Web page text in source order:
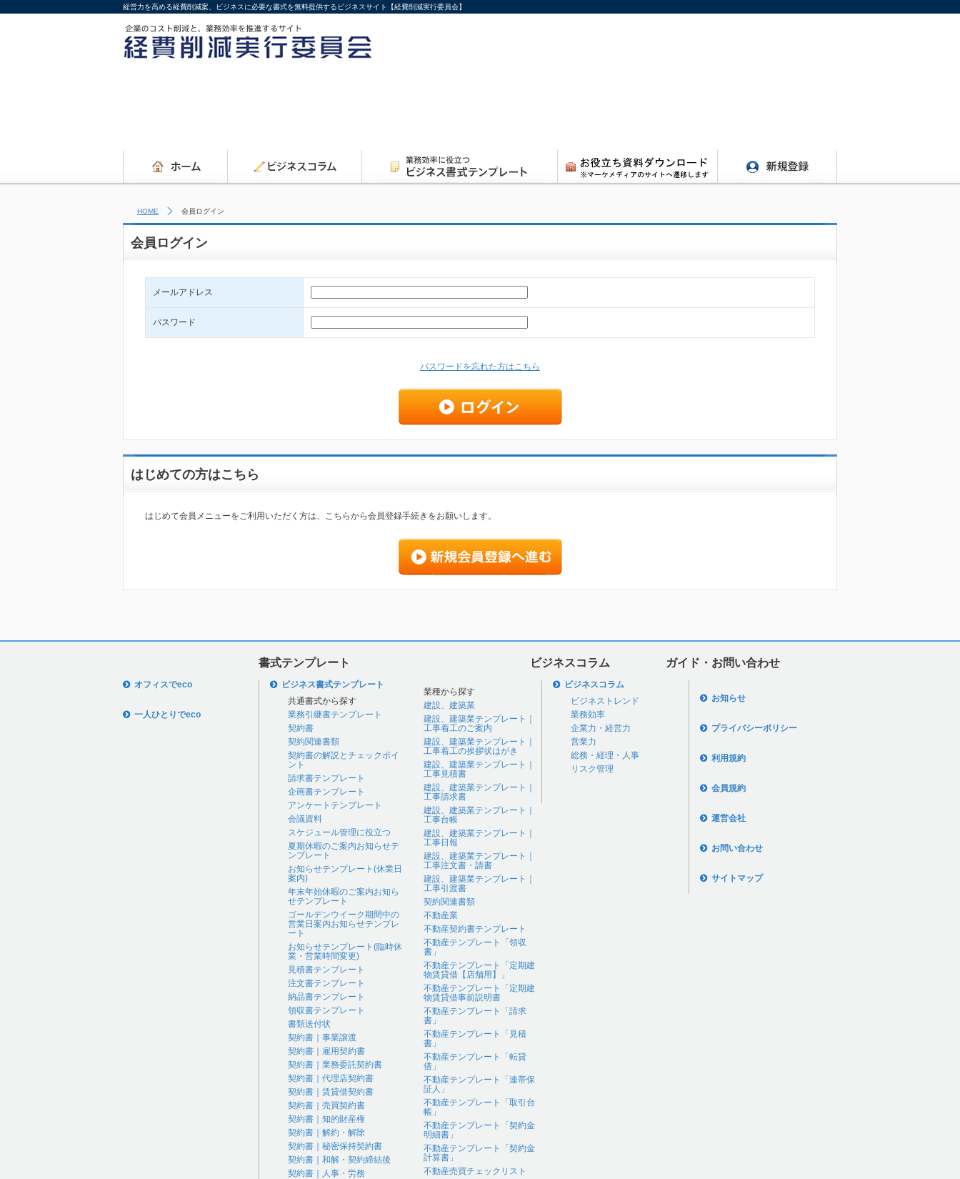
経営力を高める経費削減案、ビジネスに必要な書式を無料提供するビジネスサイト【経費削減実行委員会】
HOME 会員ログイン
会員ログイン
メールアドレス
パスワード
パスワードを忘れた方はこちら
はじめての方はこちら
はじめて会員メニューをご利用いただく方は、こちらから会員登録手続きをお願いします。
書式テンプレート ビジネスコラム ガイド・お問い合わせ
オフィスでeco
一人ひとりでeco
ビジネス書式テンプレート
共通書式から探す
業務引継書テンプレート
契約書
契約関連書類
契約書の解説とチェックポイ
ント
請求書テンプレート
企画書テンプレート
アンケートテンプレート
会議資料
スケジュール管理に役立つ
夏期休暇のご案内お知らせテ
ンプレート
お知らせテンプレート(休業日
案内)
年末年始休暇のご案内お知ら
せテンプレート
ゴールデンウイーク期間中の
営業日案内お知らせテンプレ
ート
お知らせテンプレート(臨時休
業・営業時間変更)
見積書テンプレート
注文書テンプレート
納品書テンプレート
領収書テンプレート
書類送付状
契約書｜事業譲渡
契約書｜雇用契約書
契約書｜業務委託契約書
契約書｜代理店契約書
契約書｜賃貸借契約書
契約書｜売買契約書
契約書｜知的財産権
契約書｜解約・解除
契約書｜秘密保持契約書
契約書｜和解・契約締結後
契約書｜人事・労務
業種から探す
建設、建築業
建設、建築業テンプレート｜
工事着工のご案内
建設、建築業テンプレート｜
工事着工の挨拶状はがき
建設、建築業テンプレート｜
工事見積書
建設、建築業テンプレート｜
工事請求書
建設、建築業テンプレート｜
工事台帳
建設、建築業テンプレート｜
工事日報
建設、建築業テンプレート｜
工事注文書・請書
建設、建築業テンプレート｜
工事引渡書
契約関連書類
不動産業
不動産契約書テンプレート
不動産テンプレート「領収
書」
不動産テンプレート「定期建
物賃貸借【店舗用】」
不動産テンプレート「定期建
物賃貸借事前説明書
不動産テンプレート「請求
書」
不動産テンプレート「見積
書」
不動産テンプレート「転貸
借」
不動産テンプレート「連帯保
証人」
不動産テンプレート「取引台
帳」
不動産テンプレート「契約金
明細書」
不動産テンプレート「契約金
計算書」
不動産売買チェックリスト
ビジネスコラム
ビジネストレンド
業務効率
企業力・経営力
営業力
総務・経理・人事
リスク管理
お知らせ
プライバシーポリシー
利用規約
会員規約
運営会社
お問い合わせ
サイトマップ